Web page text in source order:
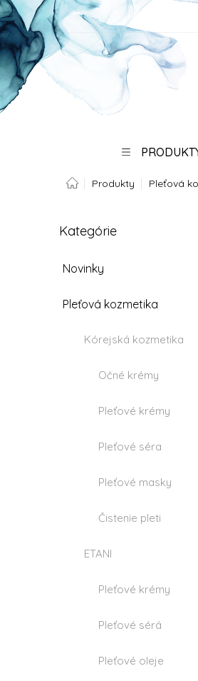
Prejsť
na
obsah
DomovProdukty Pleťová
o
n
p
a
Preskočiť
Kategórie
Novinky
Pleťová kozmetika
Kórejská kozmetika
Očné krémy
Pleťové krémy
Pleťové séra
Pleťové masky
Čistenie pleti
ETANI
Pleťové krémy
Pleťové sérá
Pleťové oleje